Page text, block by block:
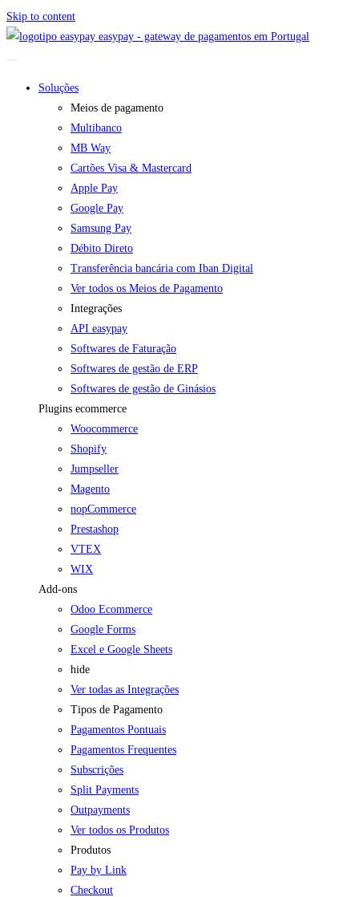
Skip to content
easypay - gateway de pagamentos em Portugal
Soluções
Meios de pagamento
Multibanco
MB Way
Cartões Visa & Mastercard
Apple Pay
Google Pay
Samsung Pay
Débito Direto
Transferência bancária com Iban Digital
Ver todos os Meios de Pagamento
Integrações
API easypay
Softwares de Faturação
Softwares de gestão de ERP
Softwares de gestão de Ginásios
Plugins ecommerce
Woocommerce
Shopify
Jumpseller
Magento
nopCommerce
Prestashop
VTEX
WIX
Add-ons
Odoo Ecommerce
Google Forms
Excel e Google Sheets
hide
Ver todas as Integrações
Tipos de Pagamento
Pagamentos Pontuais
Pagamentos Frequentes
Subscrições
Split Payments
Outpayments
Ver todos os Produtos
Produtos
Pay by Link
Checkout